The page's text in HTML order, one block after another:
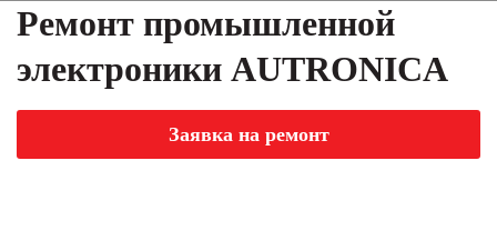
Ремонт промышленной
электроники AUTRONICA
Заявка на ремонт